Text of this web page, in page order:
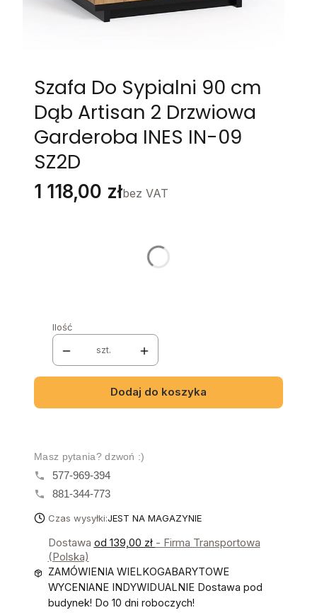
Szafa Do Sypialni 90 cm
Dąb Artisan 2 Drzwiowa
Garderoba INES IN-09
SZ2D
Cena
1 118,00 złbez VAT
Ilość
szt.
Dodaj do koszyka
Masz pytania? dzwoń :)
577-969-394
881-344-773
Czas wysyłki:JEST NA MAGAZYNIE
Dostawa od 139,00 zł - Firma Transportowa
(Polska)
ZAMÓWIENIA WIELKOGABARYTOWE
WYCENIANE INDYWIDUALNIE Dostawa pod
budynek! Do 10 dni roboczych!